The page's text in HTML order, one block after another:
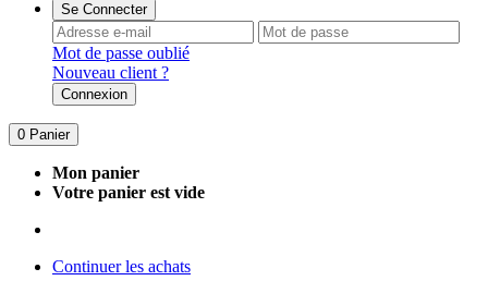
Se Connecter
Mot de passe oublié
Nouveau client ?
Connexion
0 Panier
Mon panier
Votre panier est vide
Continuer les achats